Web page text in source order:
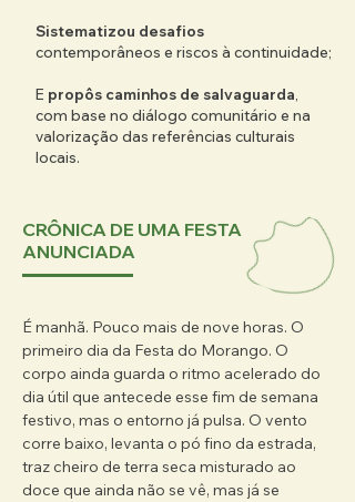
será difundido e distribuído a pessoas e
coletivos envolvidos na realização da
Festa, bem como a escolas da Região
Administrativa de Brazlândia, para ampliar
seu alcance formativo e social.
Sistematizou desafios
contemporâneos e riscos à continuidade;
​E propôs caminhos de salvaguarda
com base no diálogo comunitário e na
valorização das referências culturais
locais.​
CRÔNICA DE UMA FESTA
ANUNCIADA
É manhã. Pouco mais de nove horas. O
primeiro dia da Festa do Morango. O
corpo ainda guarda o ritmo acelerado do
dia útil que antecede esse fim de semana
festivo, mas o entorno já pulsa. O vento
corre baixo, levanta o pó fino da estrada,
traz cheiro de terra seca misturado ao
doce que ainda não se vê, mas já se